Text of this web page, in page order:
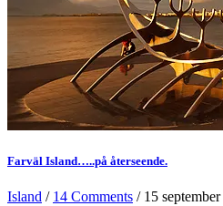
Farväl Island…..på återseende.
Island / 14 Comments / 15